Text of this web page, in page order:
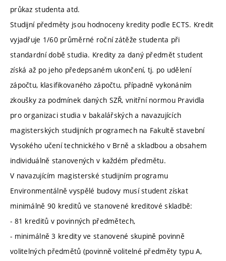
průkaz studenta atd.
Studijní předměty jsou hodnoceny kredity podle ECTS. Kredit
vyjadřuje 1/60 průměrné roční zátěže studenta při
standardní době studia. Kredity za daný předmět student
získá až po jeho předepsaném ukončení, tj. po udělení
zápočtu, klasifikovaného zápočtu, případně vykonáním
zkoušky za podmínek daných SZŘ, vnitřní normou Pravidla
pro organizaci studia v bakalářských a navazujících
magisterských studijních programech na Fakultě stavební
Vysokého učení technického v Brně a skladbou a obsahem
individuálně stanovených v každém předmětu.
V navazujícím magisterské studijním programu
Environmentálně vyspělé budovy musí student získat
minimálně 90 kreditů ve stanovené kreditové skladbě:
- 81 kreditů v povinných předmětech,
- minimálně 3 kredity ve stanovené skupině povinně
volitelných předmětů (povinně volitelné předměty typu A,